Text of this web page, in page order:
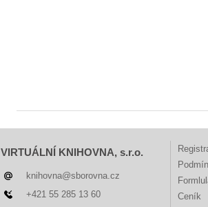
VIRTUÁLNÍ KNIHOVNA, s.r.o.
knihovna@sborovna.cz
+421 55 285 13 60
Ceník